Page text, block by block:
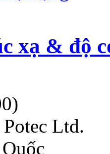
xạ & độ
)
Potec Ltd.